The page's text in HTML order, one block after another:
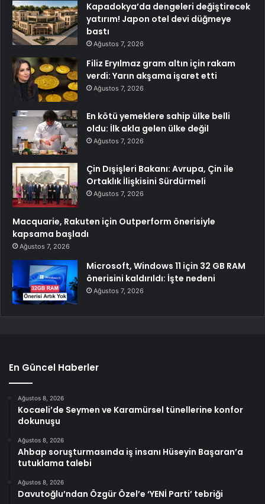
Kapadokya’da dengeleri değiştirecek
yatırım! Japon otel devi düğmeye
bastı
Ağustos 7, 2026
Filiz Eryılmaz gram altın için rakam
verdi: Yarın akşama işaret etti
Ağustos 7, 2026
En kötü yemeklere sahip ülke belli
oldu: İlk akla gelen ülke değil
Ağustos 7, 2026
Çin Dışişleri Bakanı: Avrupa, Çin ile
Ortaklık İlişkisini Sürdürmeli
Ağustos 7, 2026
Macquarie, Rakuten için Outperform önerisiyle
kapsama başladı
Ağustos 7, 2026
Microsoft, Windows 11 için 32 GB RAM
önerisini kaldırıldı: İşte nedeni
Ağustos 7, 2026
En Güncel Haberler
Ağustos 8, 2026
Kocaeli’de Seymen ve Karamürsel tünellerine konfor
dokunuşu
Ağustos 8, 2026
Ahbap soruşturmasında iş insanı Hüseyin Başaran’a
tutuklama talebi
Ağustos 8, 2026
Davutoğlu’ndan Özgür Özel’e ‘YENİ Parti’ tebriği